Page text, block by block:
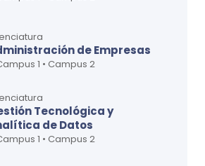
I
CRÉDITOS
de Empresas
1 • Campus 2
Tecnológica y
de Datos
1 • Campus 2